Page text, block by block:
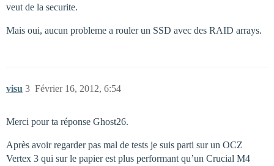
veut de la securite.
Mais oui, aucun probleme a rouler un SSD avec des RAID arrays.
visu Février 16, 2012, 6:54
3
Merci pour ta réponse Ghost26.
Après avoir regarder pas mal de tests je suis parti sur un OCZ
Vertex 3 qui sur le papier est plus performant qu’un Crucial M4